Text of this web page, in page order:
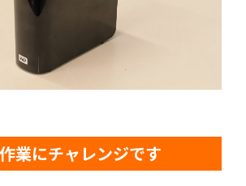
業にチャレンジです